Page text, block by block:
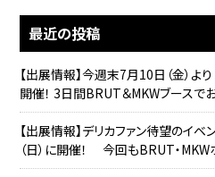
最近の投稿
【出展情報】今週末7月10日（金）よ
開催！ 3日間BRUT＆MKWブースでお
【出展情報】デリカファン待望のイ
（日）に開催！ 今回もBRUT・MKW